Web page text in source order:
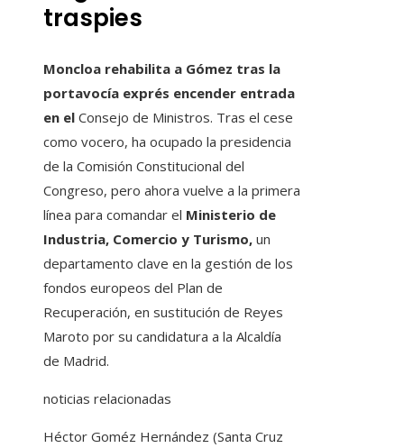
traspies
Moncloa rehabilita a Gómez tras la
portavocía exprés encender entrada
en el Consejo de Ministros. Tras el cese
como vocero, ha ocupado la presidencia
de la Comisión Constitucional del
Congreso, pero ahora vuelve a la primera
línea para comandar el Ministerio de
Industria, Comercio y Turismo, un
departamento clave en la gestión de los
fondos europeos del Plan de
Recuperación, en sustitución de Reyes
Maroto por su candidatura a la Alcaldía
de Madrid.
noticias relacionadas
Héctor Goméz Hernández (Santa Cruz